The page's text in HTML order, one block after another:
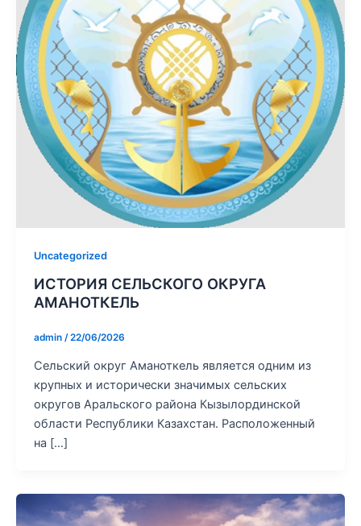
Uncategorized
ИСТОРИЯ СЕЛЬСКОГО ОКРУГА
АМАНОТКЕЛЬ
admin /22/06/2026
Сельский округ Аманоткель является одним из
крупных и исторически значимых сельских
округов Аральского района Кызылординской
области Республики Казахстан. Расположенный
на […]